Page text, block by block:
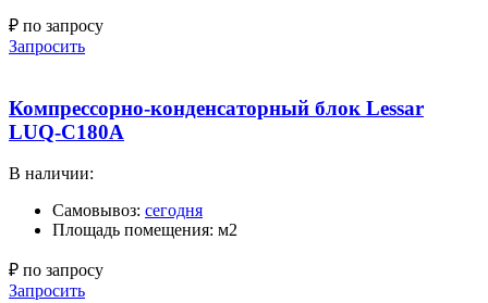
₽ по запросу
Запросить
Компрессорно-конденсаторный блок Lessar
LUQ-C180A
В наличии:
Самовывоз: сегодня
Площадь помещения: м2
₽ по запросу
Запросить